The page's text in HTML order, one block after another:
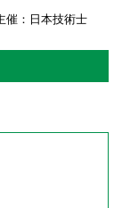
催：日本技術士